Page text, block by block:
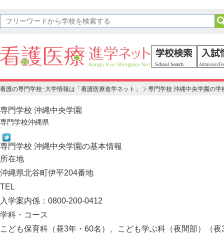
看護の専門学校･大学情報は「看護医療進学ネット」 専門学校 沖縄中央学園の学
専門学校 沖縄中央学園
専門学校沖縄県
専門学校 沖縄中央学園の基本情報
所在地
沖縄県北谷町伊平204番地
TEL
入学案内係：0800-200-0412
学科・コース
こども保育科（昼3年・60名）、こども学ぶ科（夜間部）（